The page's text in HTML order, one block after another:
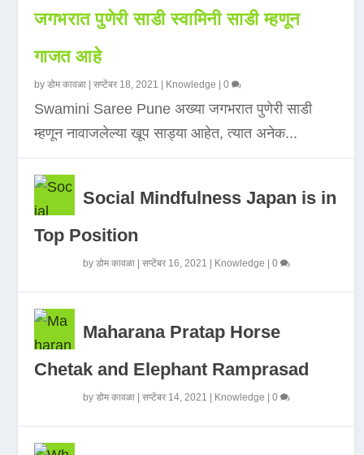
जगभरात पुणेरी साडी स्वामिनी साडी म्हणून
गाजत आहे
byडोम कावळा |सप्टेंबर 18, 2021 Knowledge |0
Swamini Saree Pune अख्या जगभरात पुणेरी साडी
म्हणून नावाजलेल्या खूप साड्या आहेत, त्यात अनेक...
Social Mindfulness Japan is in
Top Position
byडोम कावळा |सप्टेंबर 16, 2021 Knowledge |0
Maharana Pratap Horse
Chetak and Elephant Ramprasad
byडोम कावळा |सप्टेंबर 14, 2021 Knowledge |0